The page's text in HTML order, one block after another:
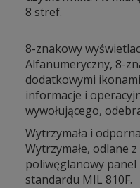
8 stref.
8-znakowy
Alfanumeryczny, 8-
dodatkowymi
informacje i
wywołującego,
Wytrzymała i
Wytrzymałe, odlane
poliwęglanowy panel
standardu MIL 810F.